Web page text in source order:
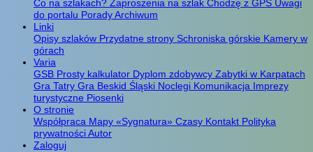
Co na szlakach? Zaproszenia na szlak Chodzę z GPS Uwagi
do portalu PoradyArchiwum
Linki
Opisy szlaków Przydatne strony Schroniska górskie Kamery w
górach
Varia
GSB Prosty kalkulator Dyplom zdobywcy Zabytki w Karpatach
Gra Tatry Gra Beskid Śląski Noclegi Komunikacja Imprezy
turystyczne Piosenki
O stronie
Współpraca Mapy «Sygnatura» Czasy Kontakt Polityka
prywatnościAutor
Zaloguj